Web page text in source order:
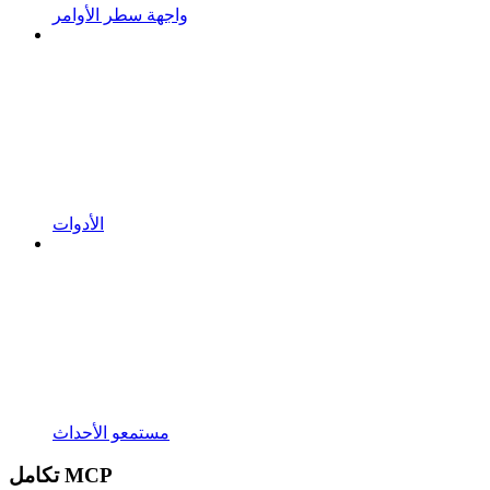
واجهة سطر الأوامر
الأدوات
مستمعو الأحداث
تكامل MCP